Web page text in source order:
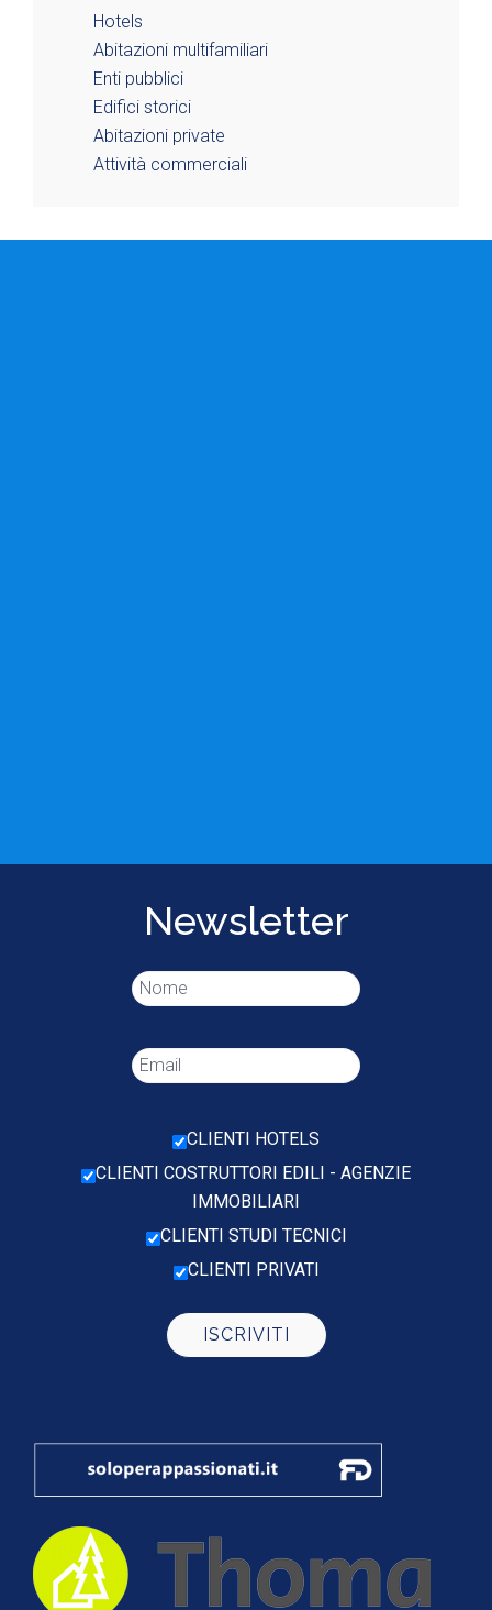
Hotels
Abitazioni multifamiliari
Enti pubblici
Edifici storici
Abitazioni private
Attività commerciali
Newsletter
CLIENTI HOTELS
CLIENTI COSTRUTTORI EDILI - AGENZIE
IMMOBILIARI
CLIENTI STUDI TECNICI
CLIENTI PRIVATI